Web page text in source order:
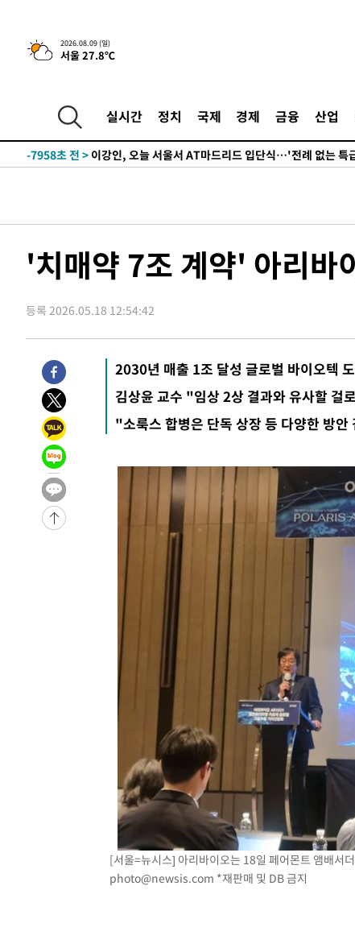
2026.08.09 (일)
서울 27.8℃
실시간 정치 국제 경제 금융 산업
-14642초 전 >[속보]장은수, KLPGA 제주삼다수 역전 우승…데뷔 10년
정상
-9206초 전 >
'2경기 연속 침묵' 손흥민, 톨루카전 68분만 뛰고 슈팅 0
1시간 전 >'여긴 20도, 저긴 50도'…열화상 카메라로 본 폭염 저감시설
4시간 전 >이군이 불법 군시설 건설한 레바논 남부에서 레바논군 3명
4시간 전 >
[속보]美중부 사령관, 이스라엘 긴급방문 다중화된 전선 상황
-30470초 전 > 이강인 ATM 입단식에 '상암벌 들썩'…"세계적인 선수
-26812초 전 >AT마드리드 데뷔 앞둔 이강인, 맨시티전 선발 대신 '벤치
-25442초 전 >[속보]與 강원·TK 당원투표 합산 김민석 48.54%로
44.40%
-24776초 전 >
與 강원·TK 당원투표 합산 김민석 46.01%로 승리…
44.53%
-24616초 전 >
-24423초 전 >
[속보]與 당대표 경선, 경북 권리당원 투표 김민석
45.71%
-24325초 전 >
[속보]與 당대표 경선, 대구 권리당원 투표 정청래
46.35%
-24122초 전 >
득표
-22040초 전 >
"일본축구협회, 대한축구협회 성 접대 의혹 심판 조사"
-14682초 전 >
[속보]장은수, KLPGA 제주삼다수 역전 우승…데뷔 10
정상
-10047초 전 >
"얼마나 더웠으면"…안동 물길공원서 헤엄친 구렁이 '
손흥민, 68분 뛰고 2경기 침묵…LAFC, 톨루카에 1-0 승
'2경기 연속 침묵' 손흥민, 톨루카전 68분만 뛰고 슈팅 0개
이강인, 오늘 서울서 AT마드리드 입단식…'전례 없는 특
'여긴 20도, 저긴 50도'…열화상 카메라로 본 폭염 저감시설
콜롬비아 신임 우파 대통령 취임 하루만에 차량폭탄 폭발 사
튀르키예 외무장관, "메카 3국 방위협정은 이란이 목표 아
이군이 불법 군시설 건설한 레바논 남부에서 레바논군 3명
[속보]美중부 사령관, 이스라엘 긴급방문 다중화된 전선 상
'치매약 7조 계약' 아리
등록 2026.05.18 12:54:42
2030년 매출 1조 달성 글로벌 바이오텍
김상윤 교수 "임상 2상 결과와 유사할 걸
"소룩스 합병은 단독 상장 등 다양한 방안
[서울=뉴시스] 아리바이오는 18일 페어몬트 앰배서
photo@newsis.com *재판매 및 DB 금지